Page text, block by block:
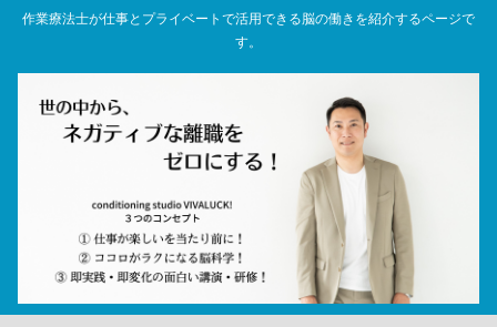
作業療法士が仕事とプライベートで活用できる脳の働きを紹介するページで
す。